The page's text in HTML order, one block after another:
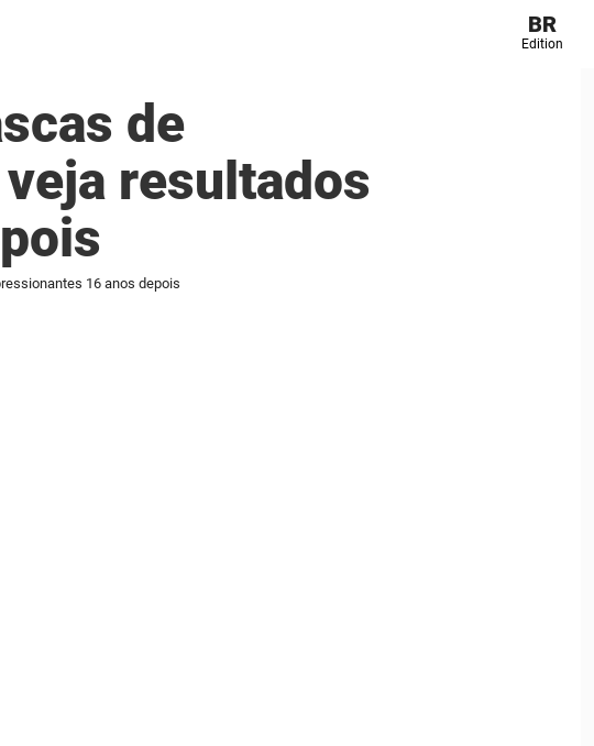
BR
Edition
de
resultados
16 anos depois